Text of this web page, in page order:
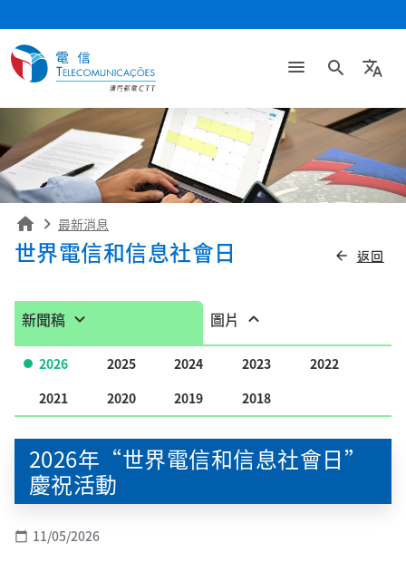
search translate
home 最新消息
世界電信和信息社會日 arrow_back 返回
新聞稿 圖片
2026 2025 2024 2023
2022
2021
2020 2019 2018
2026年“世界電信和信息社會日”
慶祝活動
calendar_today 11/05/2026